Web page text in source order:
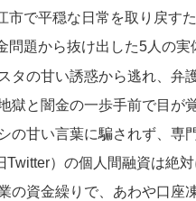
市で平穏な日常を取り戻す
問題から抜け出した5人の実
タの甘い誘惑から逃れ、弁
獄と闇金の一歩手前で目が
の甘い言葉に騙されず、専
）の個人間融資は絶対
の資金繰りで、あわや口座